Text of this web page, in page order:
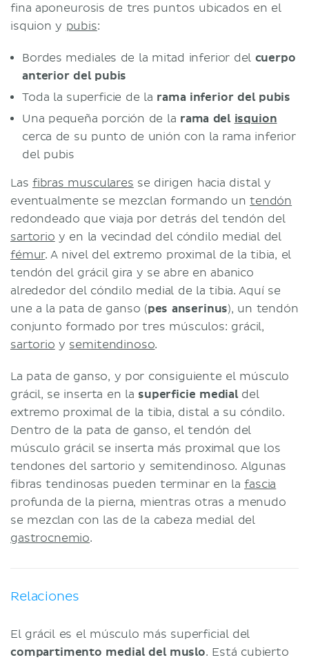
fina aponeurosis de tres puntos ubicados en el
isquion y pubis:
Bordes mediales de la mitad inferior del cuerpo
anterior del pubis
Toda la superficie de la rama inferior del pubis
Una pequeña porción de la rama del isquion
cerca de su punto de unión con la rama inferior
del pubis
Las fibras musculares se dirigen hacia distal y
eventualmente se mezclan formando untendón
redondeado que viaja por detrás del tendón del
sartorio y en la vecindad del cóndilo medial del
fémur. A nivel del extremo proximal de la tibia, el
tendón del grácil gira y se abre en abanico
alrededor del cóndilo medial de la tibia. Aquí se
une a la pata de ganso (pes anserinus), un tendón
conjunto formado por tres músculos: grácil,
sartorio y semitendinoso.
La pata de ganso, y por consiguiente el músculo
grácil, se inserta en la superficie medialdel
extremo proximal de la tibia, distal a su cóndilo.
Dentro de la pata de ganso, el tendón del
músculo grácil se inserta más proximal que los
tendones del sartorio y semitendinoso. Algunas
fibras tendinosas pueden terminar en lafascia
profunda de la pierna, mientras otras a menudo
se mezclan con las de la cabeza medial del
gastrocnemio.
Relaciones
El grácil es el músculo más superficial del
compartimento medial del muslo. Está cubierto